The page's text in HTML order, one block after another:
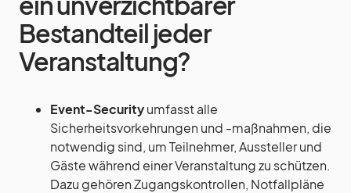
Bestandteil jeder
Veranstaltung?
Event-Securityumfasst alle
Sicherheitsvorkehrungen und -maßnahmen, die
notwendig sind, um Teilnehmer, Aussteller und
Gäste während einer Veranstaltung zu schützen.
Dazu gehören Zugangskontrollen, Notfallpläne